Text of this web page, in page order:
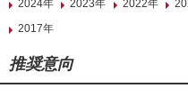
2024年
2023年 2022年
2017年
推奨意向